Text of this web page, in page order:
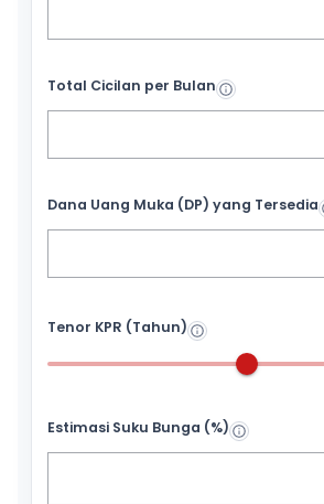
Total Cicilan per Bulan
Dana Uang Muka (DP) yang Tersedia
Tenor KPR (Tahun)
Estimasi Suku Bunga (%)